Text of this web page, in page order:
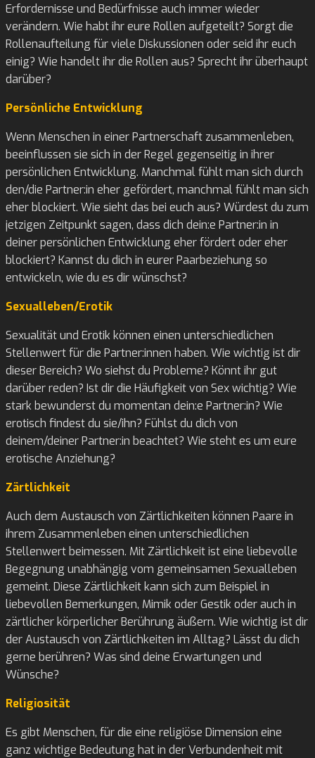
Erfordernisse und Bedürfnisse auch immer wieder
verändern. Wie habt ihr eure Rollen aufgeteilt? Sorgt die
Rollenaufteilung für viele Diskussionen oder seid ihr euch
einig? Wie handelt ihr die Rollen aus? Sprecht ihr überhaupt
darüber?
Persönliche Entwicklung
Wenn Menschen in einer Partnerschaft zusammenleben,
beeinflussen sie sich in der Regel gegenseitig in ihrer
persönlichen Entwicklung. Manchmal fühlt man sich durch
den/die Partner:in eher gefördert, manchmal fühlt man sich
eher blockiert. Wie sieht das bei euch aus? Würdest du zum
jetzigen Zeitpunkt sagen, dass dich dein:e Partner:in in
deiner persönlichen Entwicklung eher fördert oder eher
blockiert? Kannst du dich in eurer Paarbeziehung so
entwickeln, wie du es dir wünschst?
Sexualleben/Erotik
Sexualität und Erotik können einen unterschiedlichen
Stellenwert für die Partner:innen haben. Wie wichtig ist dir
dieser Bereich? Wo siehst du Probleme? Könnt ihr gut
darüber reden? Ist dir die Häufigkeit von Sex wichtig? Wie
stark bewunderst du momentan dein:e Partner:in? Wie
erotisch findest du sie/ihn? Fühlst du dich von
deinem/deiner Partner:in beachtet? Wie steht es um eure
erotische Anziehung?
Zärtlichkeit
Auch dem Austausch von Zärtlichkeiten können Paare in
ihrem Zusammenleben einen unterschiedlichen
Stellenwert beimessen. Mit Zärtlichkeit ist eine liebevolle
Begegnung unabhängig vom gemeinsamen Sexualleben
gemeint. Diese Zärtlichkeit kann sich zum Beispiel in
liebevollen Bemerkungen, Mimik oder Gestik oder auch in
zärtlicher körperlicher Berührung äußern. Wie wichtig ist dir
der Austausch von Zärtlichkeiten im Alltag? Lässt du dich
gerne berühren? Was sind deine Erwartungen und
Wünsche?
Religiosität
Es gibt Menschen, für die eine religiöse Dimension eine
ganz wichtige Bedeutung hat in der Verbundenheit mit